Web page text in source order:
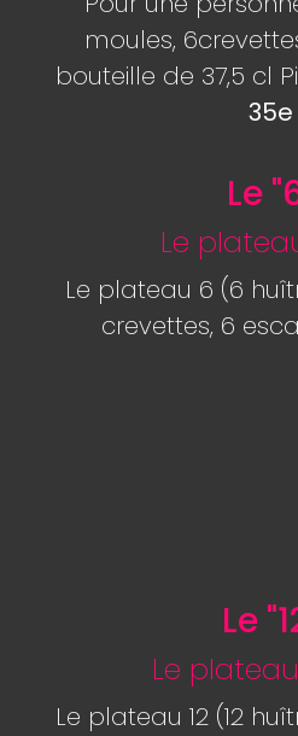
moules,
bouteille de 37,5 cl
35e
Le
Le plateau
Le plateau 6 (6
crevettes, 6
Le
Le plateau
Le plateau 12 (12